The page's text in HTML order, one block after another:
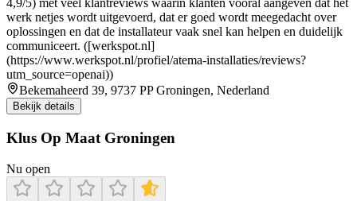
4,9/5) met veel klantreviews waarin klanten vooral aangeven dat het
werk netjes wordt uitgevoerd, dat er goed wordt meegedacht over
oplossingen en dat de installateur vaak snel kan helpen en duidelijk
communiceert. ([werkspot.nl]
(https://www.werkspot.nl/profiel/atema-installaties/reviews?
utm_source=openai))
Bekemaheerd 39, 9737 PP Groningen, Nederland
Bekijk details
Klus Op Maat Groningen
Nu open